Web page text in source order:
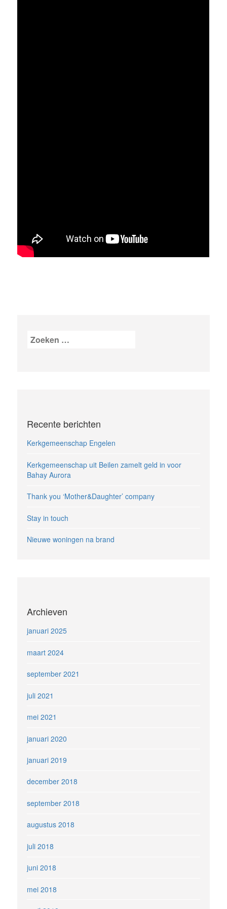
Zoeken
naar:
Recente berichten
Kerkgemeenschap Engelen
Kerkgemeenschap uit Beilen zamelt geld in voor
Bahay Aurora
Thank you ‘Mother&Daughter’ company
Stay in touch
Nieuwe woningen na brand
Archieven
januari 2025
maart 2024
september 2021
juli 2021
mei 2021
januari 2020
januari 2019
december 2018
september 2018
augustus 2018
juli 2018
juni 2018
mei 2018